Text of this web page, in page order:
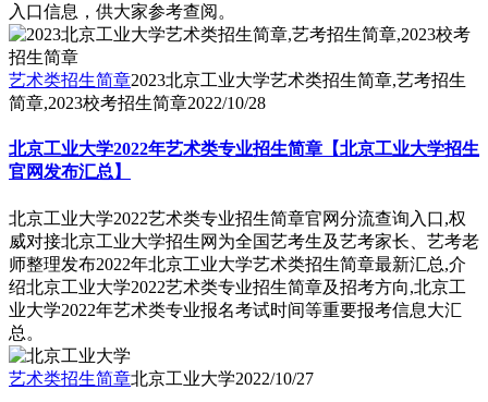
入口信息，供大家参考查阅。
艺术类招生简章2023北京工业大学艺术类招生简章,艺考招生
简章,2023校考招生简章2022/10/28
北京工业大学2022年艺术类专业招生简章【北京工业大学招生
官网发布汇总】
北京工业大学2022艺术类专业招生简章官网分流查询入口,权
威对接北京工业大学招生网为全国艺考生及艺考家长、艺考老
师整理发布2022年北京工业大学艺术类招生简章最新汇总,介
绍北京工业大学2022艺术类专业招生简章及招考方向,北京工
业大学2022年艺术类专业报名考试时间等重要报考信息大汇
总。
艺术类招生简章北京工业大学2022/10/27